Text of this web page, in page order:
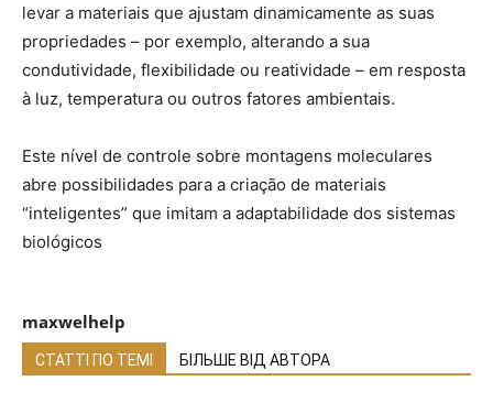
levar a materiais que ajustam dinamicamente as suas
propriedades – por exemplo, alterando a sua
condutividade, flexibilidade ou reatividade – em resposta
à luz, temperatura ou outros fatores ambientais.
Este nível de controle sobre montagens moleculares
abre possibilidades para a criação de materiais
“inteligentes” que imitam a adaptabilidade dos sistemas
biológicos
maxwelhelp
СТАТТІ ПО ТЕМІ БІЛЬШЕ ВІД АВТОРА